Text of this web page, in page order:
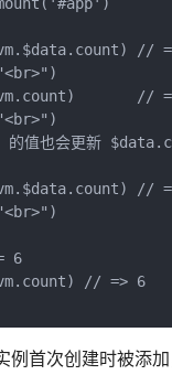
//
//
值也会更新
//
6
// => 6
例首次创建时被添